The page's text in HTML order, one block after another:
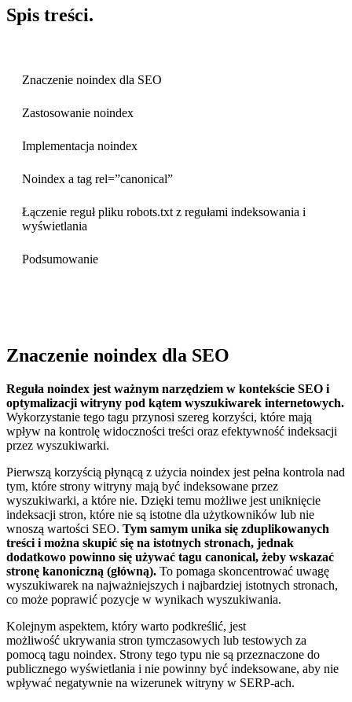
Spis treści.
Znaczenie noindex dla SEO
Zastosowanie noindex
Implementacja noindex
Noindex a tag rel=”canonical”
Łączenie reguł pliku robots.txt z regułami indeksowania i
wyświetlania
Podsumowanie
Znaczenie noindex dla SEO
Reguła noindex jest ważnym narzędziem w kontekście SEO i
optymalizacji witryny pod kątem wyszukiwarek internetowych.
Wykorzystanie tego tagu przynosi szereg korzyści, które mają
wpływ na kontrolę widoczności treści oraz efektywność indeksacji
przez wyszukiwarki.
Pierwszą korzyścią płynącą z użycia noindex jest pełna kontrola nad
tym, które strony witryny mają być indeksowane przez
wyszukiwarki, a które nie. Dzięki temu możliwe jest uniknięcie
indeksacji stron, które nie są istotne dla użytkowników lub nie
wnoszą wartości SEO. Tym samym unika się zduplikowanych
treści i można skupić się na istotnych stronach, jednak
dodatkowo powinno się używać tagu canonical, żeby wskazać
stronę kanoniczną (główną). To pomaga skoncentrować uwagę
wyszukiwarek na najważniejszych i najbardziej istotnych stronach,
co może poprawić pozycje w wynikach wyszukiwania.
Kolejnym aspektem, który warto podkreślić, jest
możliwość ukrywania stron tymczasowych lub testowych za
pomocą tagu noindex. Strony tego typu nie są przeznaczone do
publicznego wyświetlania i nie powinny być indeksowane, aby nie
wpływać negatywnie na wizerunek witryny w SERP-ach.